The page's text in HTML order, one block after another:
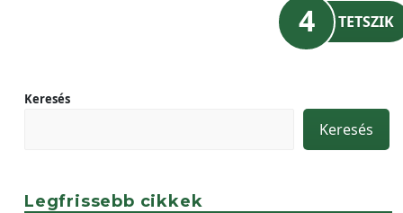
4 TETSZIK
Keresés
Keresés
Legfrissebb cikkek